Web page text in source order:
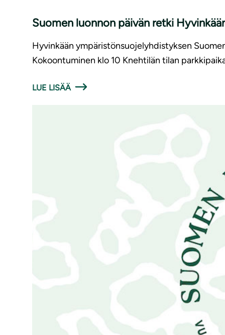
Suomen luonnon päivän retki
Hyvinkään ympäristönsuojelyhdistyksen
Kokoontuminen klo 10 Knehtilän tilan
LUE LISÄÄ